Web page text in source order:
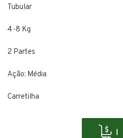
Tubular
4 -8 Kg
2 Partes
Ação: Média
Carretilha